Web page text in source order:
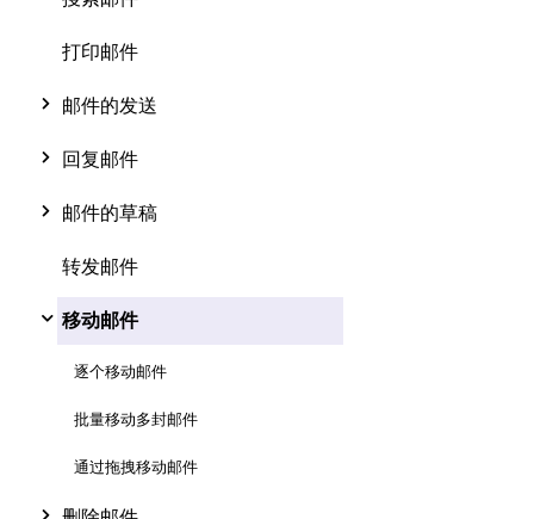
打印邮件
邮件的发送
回复邮件
邮件的草稿
转发邮件
移动邮件
逐个移动邮件
批量移动多封邮件
通过拖拽移动邮件